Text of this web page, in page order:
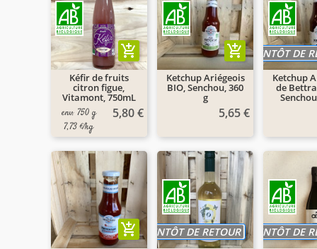
Kéfir de fruits
citron figue,
Vitamont, 750mL
add_shopping_cart
env. 750 g
7,73 €/kg
5,80 €
Ketchup Ariégeois
BIO, Senchou, 360
g
add_shopping_cart
5,65 €
Ketchup
de
BIENTÔT DE
add_shopping_cart BIENTÔT DE RETOUR BIENTÔT DE